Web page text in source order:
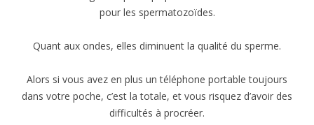
pour les spermatozoïdes.
Quant aux ondes, elles diminuent la qualité du sperme.
Alors si vous avez en plus un téléphone portable toujours
dans votre poche, c’est la totale, et vous risquez d’avoir des
difficultés à procréer.